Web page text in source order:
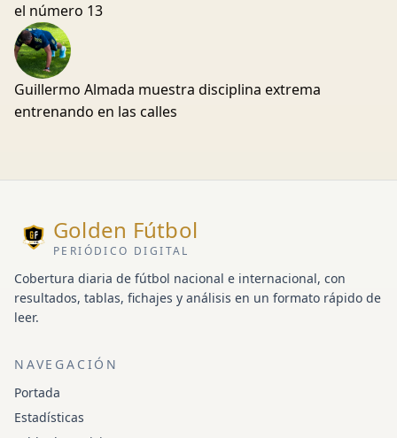
el número 13
Guillermo Almada muestra disciplina extrema
entrenando en las calles
Golden Fútbol
PERIÓDICO DIGITAL
Cobertura diaria de fútbol nacional e internacional, con
resultados, tablas, fichajes y análisis en un formato rápido de
leer.
NAVEGACIÓN
Portada
Estadísticas